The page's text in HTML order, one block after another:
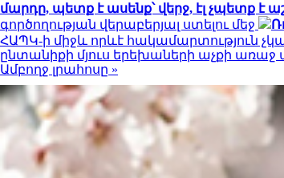
մարդը, պետք է ասենք՝ վերջ, էլ չպետք
գործողության վերաբերյալ ստելու մեջ
ՀԱՊԿ-ի միջև որևէ հակամարտություն
ընտանիքի մյուս երեխաների աչքի առաջ
Ամբողջ լրահոսը »